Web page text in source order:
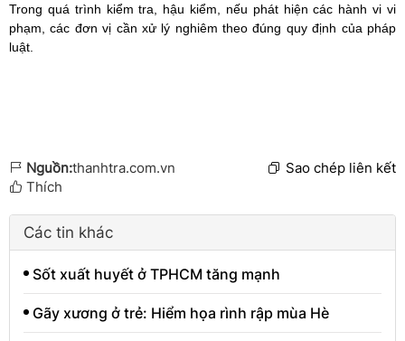
Trong quá trình kiểm tra, hậu kiểm, nếu phát hiện các hành vi vi
phạm, các đơn vị cần xử lý nghiêm theo đúng quy định của pháp
luật.
Nguồn:thanhtra.com.vn
Sao chép liên kết
Thích
Các tin khác
Sốt xuất huyết ở TPHCM tăng mạnh
Gãy xương ở trẻ: Hiểm họa rình rập mùa Hè